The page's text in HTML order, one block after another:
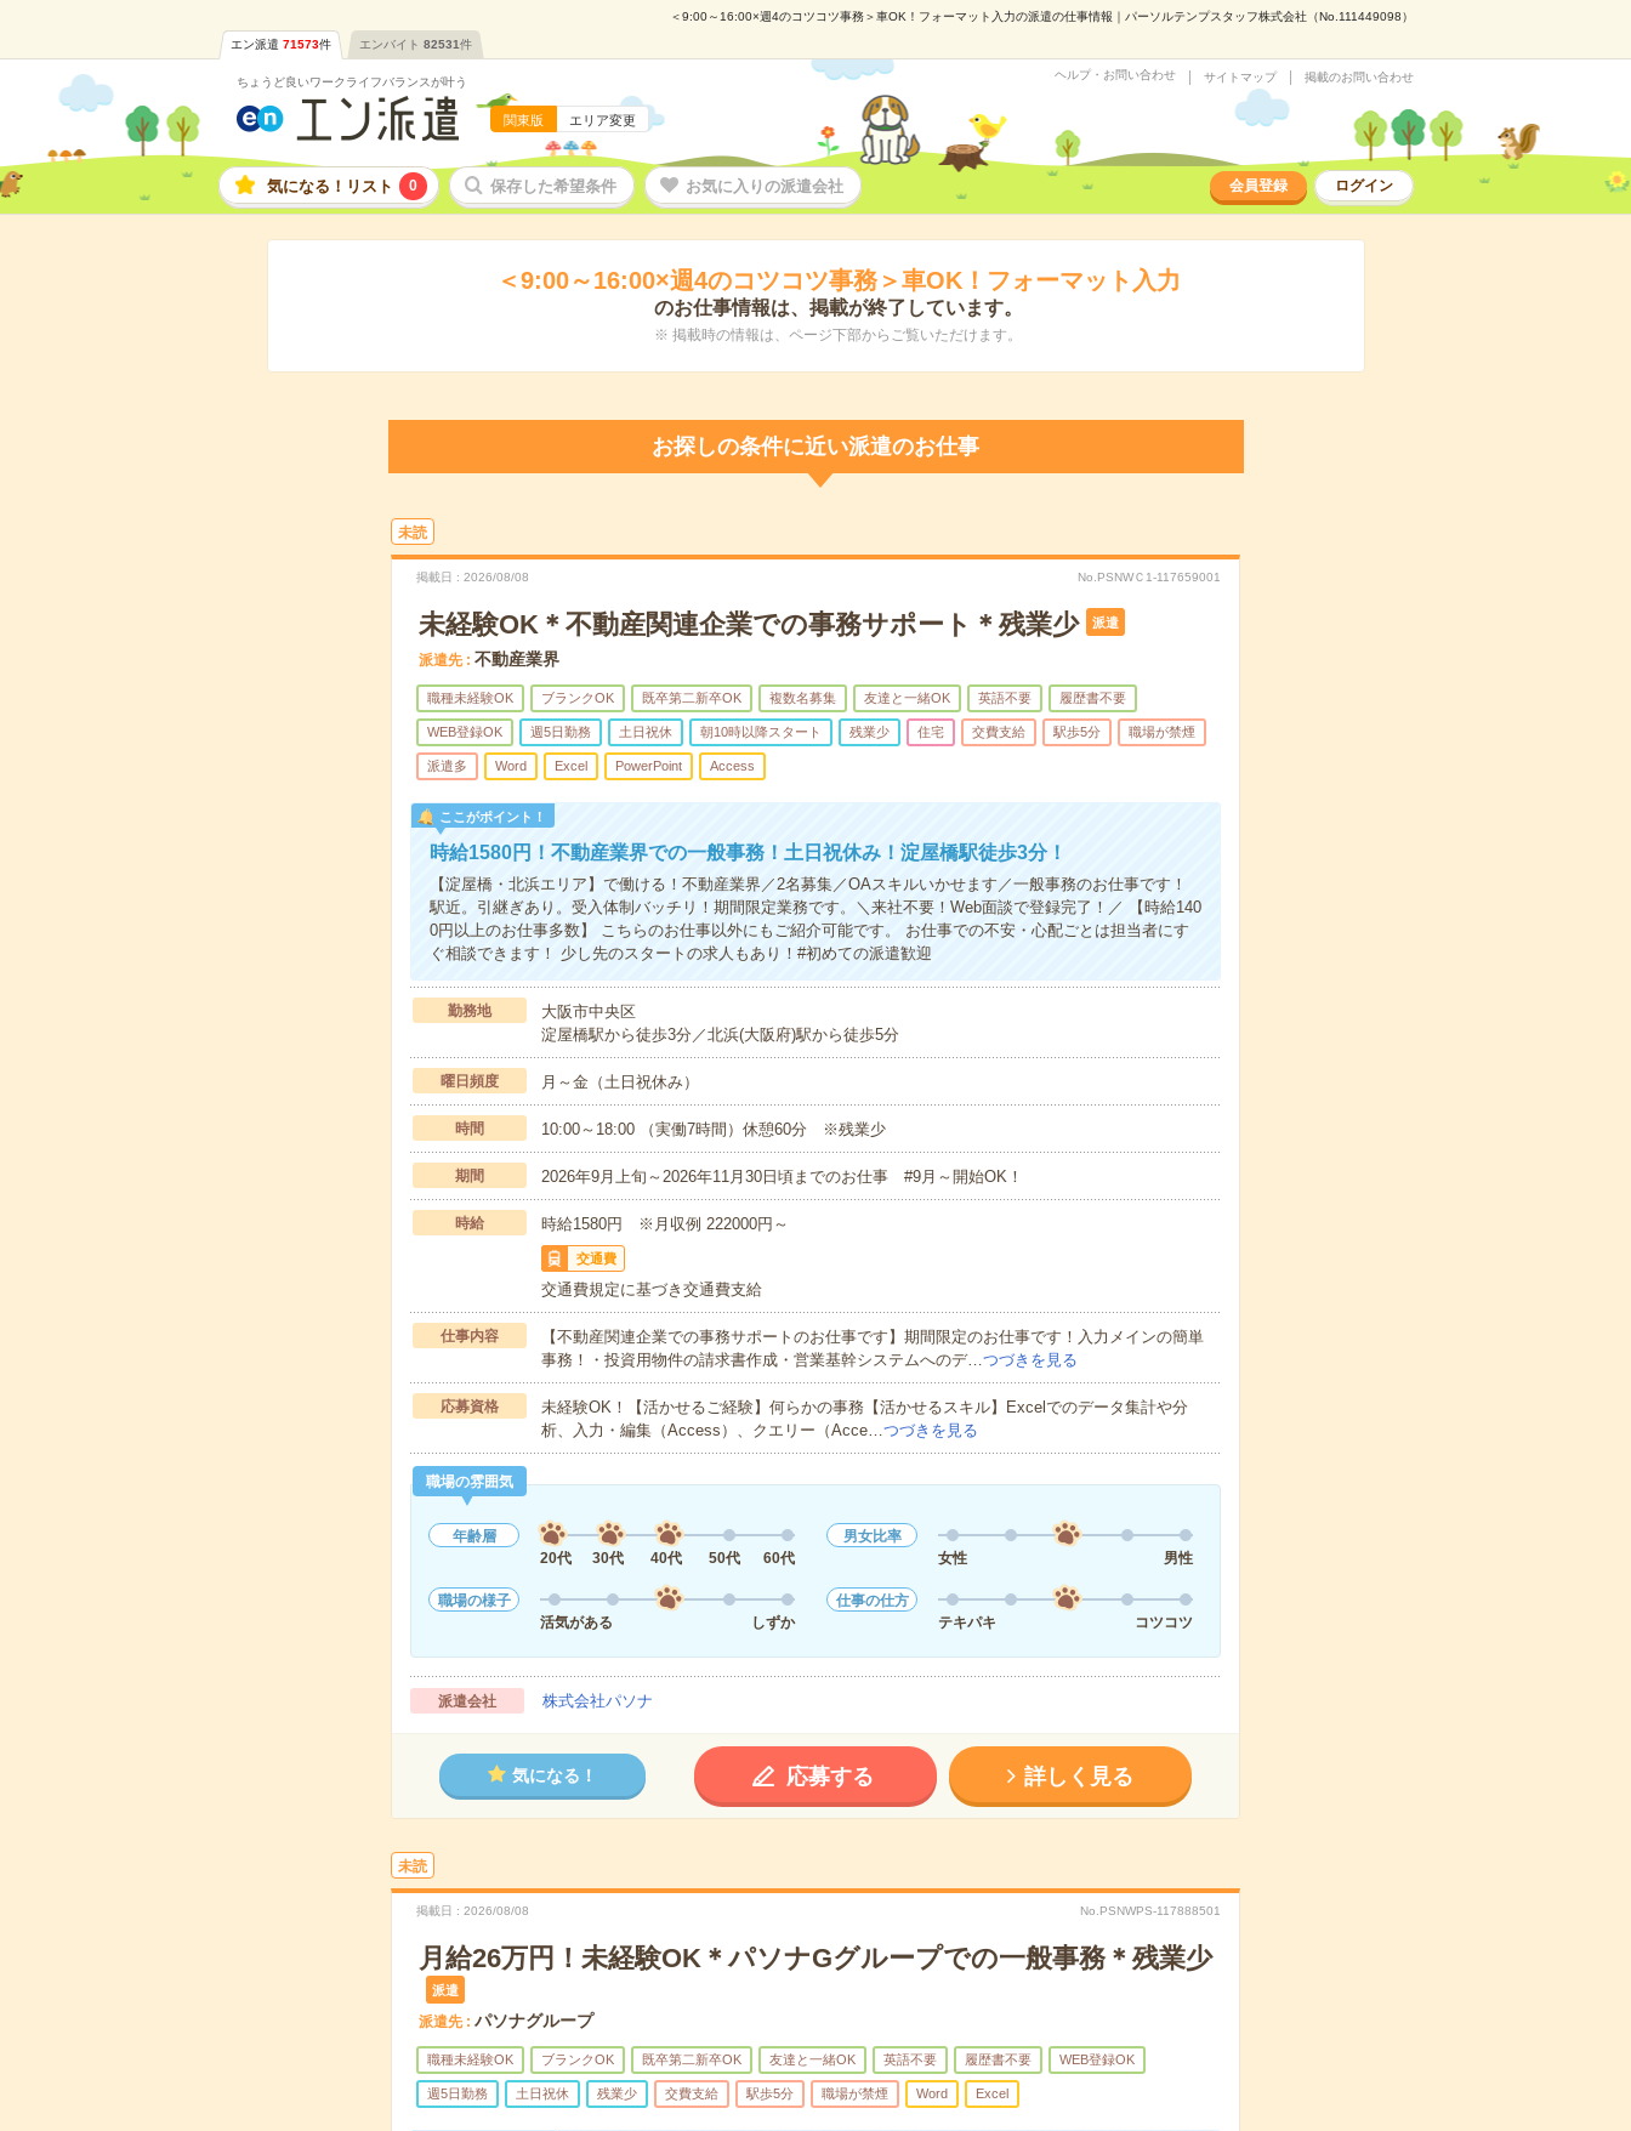
＜9:00～16:00×週4のコツコツ事務＞車OK！フォーマット入力の派遣の仕事情報｜パーソルテンプスタッフ株式会社（No.111449098）
エン派遣 71573件 エンバイト 82531件
ちょうど良いワークライフバランスが叶う
関東版 エリア変更
ヘルプ・お問い合わせ サイトマップ 掲載のお問い合わせ
気になる！リスト 0 保存した希望条件 お気に入りの派遣会社 会員登録 ログイン
＜9:00～16:00×週4のコツコツ事務＞車OK！フォーマット入力
のお仕事情報は、掲載が終了しています。
※ 掲載時の情報は、ページ下部からご覧いただけます。
お探しの条件に近い派遣のお仕事
未読
掲載日 2026/08/08 No.PSNWＣ1-117659001
未経験OK＊不動産関連企業での事務サポート＊残業少 派遣
派遣先 不動産業界
職種未経験OK ブランクOK 既卒第二新卒OK 複数名募集 友達と一緒OK 英語不要 履歴書不要
WEB登録OK 週5日勤務 土日祝休 朝10時以降スタート 残業少 住宅 交費支給 駅歩5分 職場が禁煙
派遣多 Word Excel PowerPoint Access
ここがポイント！
時給1580円！不動産業界での一般事務！土日祝休み！淀屋橋駅徒歩3分！
【淀屋橋・北浜エリア】で働ける！不動産業界／2名募集／OAスキルいかせます／一般事務のお仕事です！
駅近。引継ぎあり。受入体制バッチリ！期間限定業務です。＼来社不要！Web面談で登録完了！／ 【時給140
0円以上のお仕事多数】 こちらのお仕事以外にもご紹介可能です。 お仕事での不安・心配ごとは担当者にす
ぐ相談できます！ 少し先のスタートの求人もあり！#初めての派遣歓迎
勤務地
大阪市中央区
淀屋橋駅から徒歩3分／北浜(大阪府)駅から徒歩5分
曜日頻度 月～金（土日祝休み）
時間 10:00～18:00 （実働7時間）休憩60分 ※残業少
期間 2026年9月上旬～2026年11月30日頃までのお仕事 #9月～開始OK！
時給 時給1580円 ※月収例 222000円～
交通費
交通費規定に基づき交通費支給
仕事内容
【不動産関連企業での事務サポートのお仕事です】期間限定のお仕事です！入力メインの簡単
事務！・投資用物件の請求書作成・営業基幹システムへのデ…つづきを見る
応募資格
未経験OK！【活かせるご経験】何らかの事務【活かせるスキル】Excelでのデータ集計や分
析、入力・編集（Access）、クエリー（Acce…つづきを見る
職場の雰囲気
年齢層
20代
30代 40代 50代 60代
男女比率
女性
男性
職場の様子
活気がある
しずか
仕事の仕方
テキパキ
コツコツ
派遣会社 株式会社パソナ
気になる！ 応募する 詳しく見る
未読
掲載日 2026/08/08 No.PSNWPS-117888501
月給26万円！未経験OK＊パソナGグループでの一般事務＊残業少
派遣
派遣先 パソナグループ
職種未経験OK ブランクOK 既卒第二新卒OK 友達と一緒OK 英語不要 履歴書不要 WEB登録OK
週5日勤務 土日祝休 残業少 交費支給 駅歩5分 職場が禁煙 Word Excel